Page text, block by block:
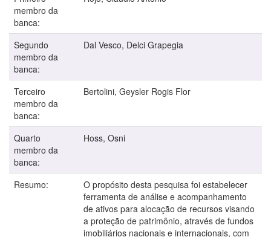
membro da
banca:
Segundo
membro da
banca:
Dal Vesco, Delci Grapegia
Terceiro
membro da
banca:
Bertolini, Geysler Rogis Flor
Quarto
membro da
banca:
Hoss, Osni
Resumo:
O propósito desta pesquisa foi estabelecer
ferramenta de análise e acompanhamento
de ativos para alocação de recursos visando
a proteção de patrimônio, através de fundos
imobiliários nacionais e internacionais, com